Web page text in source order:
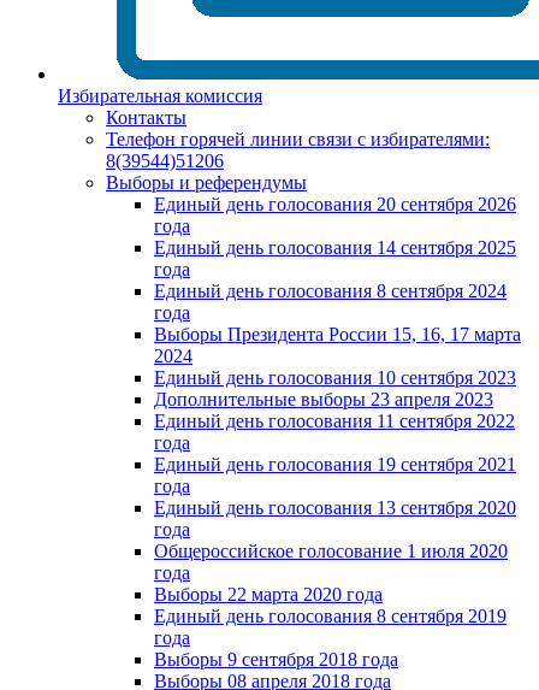
Избирательная комиссия
Контакты
Телефон горячей линии связи с избирателями:
8(39544)51206
Выборы и референдумы
Единый день голосования 20 сентября 2026
года
Единый день голосования 14 сентября 2025
года
Единый день голосования 8 сентября 2024
года
Выборы Президента России 15, 16, 17 марта
2024
Единый день голосования 10 сентября 2023
Дополнительные выборы 23 апреля 2023
Единый день голосования 11 сентября 2022
года
Единый день голосования 19 сентября 2021
года
Единый день голосования 13 сентября 2020
года
Общероссийское голосование 1 июля 2020
года
Выборы 22 марта 2020 года
Единый день голосования 8 сентября 2019
года
Выборы 9 сентября 2018 года
Выборы 08 апреля 2018 года